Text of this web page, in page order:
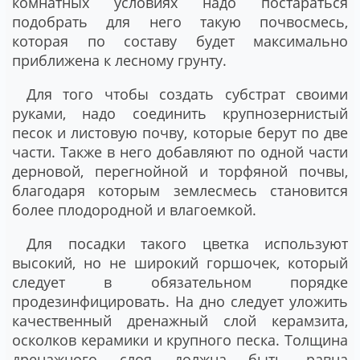
подобрать для него такую почвосмесь,
которая по составу будет максимально
приближена к лесному грунту.
Для того чтобы создать субстрат своими
руками, надо соединить крупнозернистый
песок и листовую почву, которые берут по две
части. Также в него добавляют по одной части
дерновой, перегнойной и торфяной почвы,
благодаря которым землесмесь становится
более плодородной и влагоемкой.
Для посадки такого цветка используют
высокий, но не широкий горшочек, который
следует в обязательном порядке
продезинфицировать. На дно следует уложить
качественный дренажный слой керамзита,
осколков керамики и крупного песка. Толщина